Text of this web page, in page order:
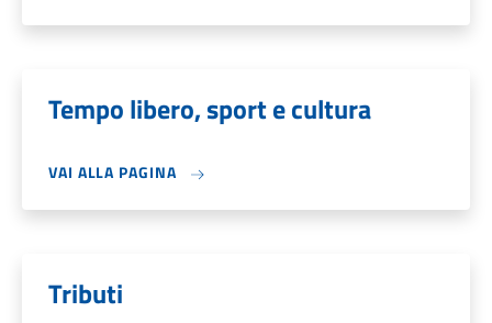
Tempo libero, sport e cultura
VAI ALLA PAGINA
Tributi